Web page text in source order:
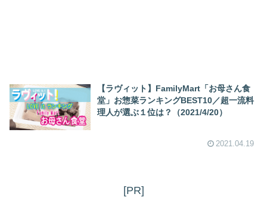
【ラヴィット】FamilyMart「お母さん食
堂」お惣菜ランキングBEST10／超一流料
理人が選ぶ１位は？（2021/4/20）
2021.04.19
[PR]